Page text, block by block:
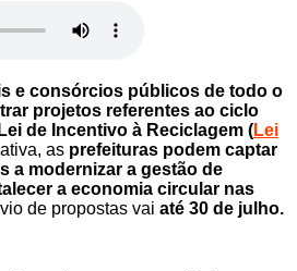
e consórcios públicos de todo o
projetos referentes ao ciclo
de Incentivo à Reciclagem (Lei
as prefeituras podem captar
a modernizar a gestão de
a economia circular nas
de propostas vai até 30 de julho.